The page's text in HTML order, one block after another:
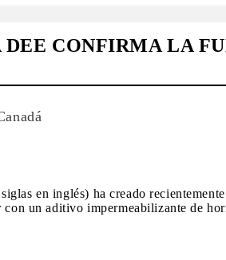
DEE CONFIRMA LA
en inglés) ha creado
un aditivo impermeabilizante de